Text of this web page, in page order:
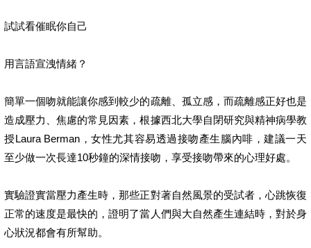
試試看催眠你自己
用言語宣洩情緒？
簡單一個吻就能讓你感到較少的疏離、孤立感，而疏離感正好也是
造成壓力、焦慮的常見因素，根據西北大學自閉研究與精神病學教
授Laura Berman，女性尤其容易透過接吻產生腦內啡，建議一天
至少做一次長達10秒鐘的深情接吻，享受接吻帶來的心理好處。
實驗證實當壓力產生時，那些正對著自然風景的受試者，心跳恢復
正常的速度是最快的，證明了當人們與大自然產生連結時，對於身
心狀況都會有所幫助。